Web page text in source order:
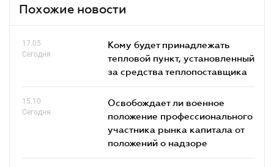
Похожие новости
17.05
Сегодня
Кому будет принадлежать
тепловой пункт, установленный
за средства теплопоставщика
15.10
Сегодня
Освобождает ли военное
положение профессионального
участника рынка капитала от
положений о надзоре